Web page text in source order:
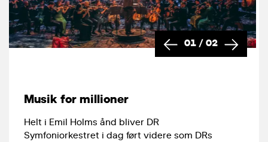
01 / 02
Musik for millioner
Helt i Emil Holms ånd bliver DR
Symfoniorkestret i dag ført videre som DRs